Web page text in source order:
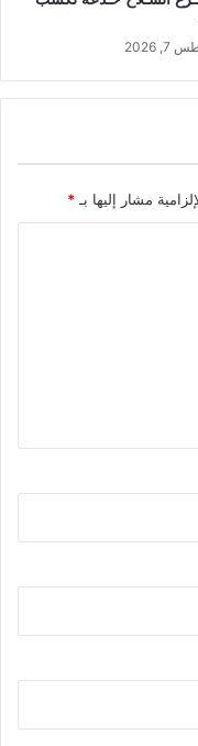
2026
مشار إليها بـ *